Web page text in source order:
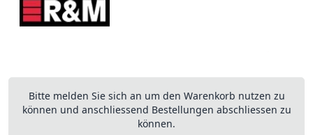
Bitte melden Sie sich an um den Warenkorb nutzen zu
können und anschliessend Bestellungen abschliessen zu
können.